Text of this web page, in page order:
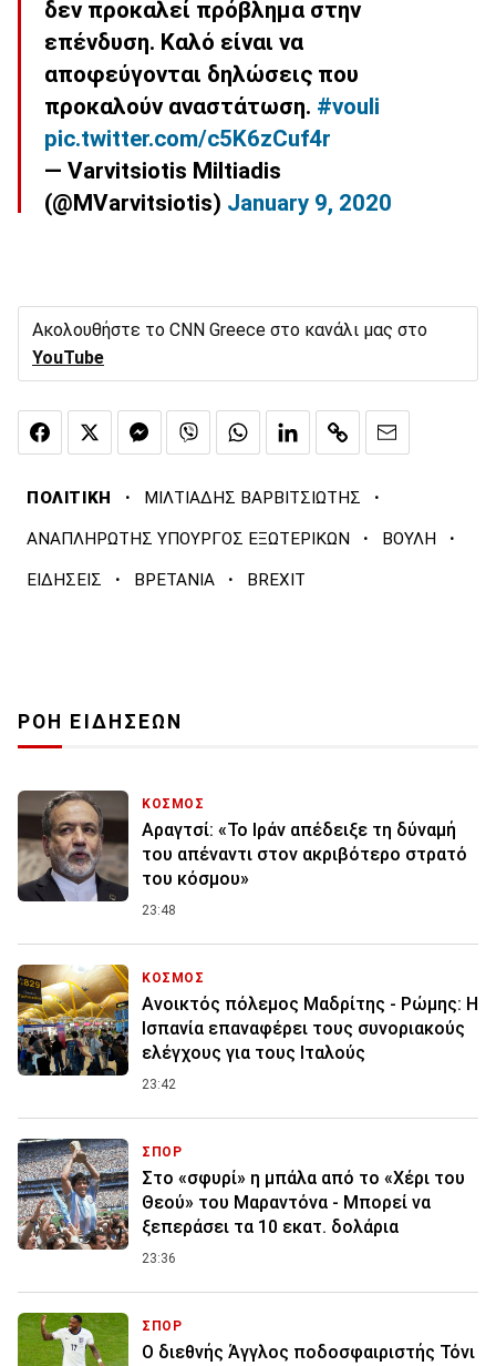
δεν προκαλεί πρόβλημα στην
επένδυση. Καλό είναι να
αποφεύγονται δηλώσεις που
προκαλούν αναστάτωση. #vouli
pic.twitter.com/c5K6zCuf4r
— Varvitsiotis Miltiadis
(@MVarvitsiotis) January 9, 2020
Ακολουθήστε το CNN Greece στο κανάλι μας στο
YouTube
ΠΟΛΙΤΙΚΗ · ΜΙΛΤΙΑΔΗΣ ΒΑΡΒΙΤΣΙΩΤΗΣ ·
ΑΝΑΠΛΗΡΩΤΗΣ ΥΠΟΥΡΓΟΣ ΕΞΩΤΕΡΙΚΩΝ · ΒΟΥΛΗ ·
ΕΙΔΗΣΕΙΣ · ΒΡΕΤΑΝΙΑ · BREXIT
ΡΟΗ ΕΙΔΗΣΕΩΝ
ΚΟΣΜΟΣ
Αραγτσί: «Το Ιράν απέδειξε τη δύναμή
του απέναντι στον ακριβότερο στρατό
του κόσμου»
23:48
ΚΟΣΜΟΣ
Ανοικτός πόλεμος Μαδρίτης - Ρώμης: Η
Ισπανία επαναφέρει τους συνοριακούς
ελέγχους για τους Ιταλούς
23:42
ΣΠΟΡ
Στο «σφυρί» η μπάλα από το «Χέρι του
Θεού» του Μαραντόνα - Μπορεί να
ξεπεράσει τα 10 εκατ. δολάρια
23:36
ΣΠΟΡ
Ο διεθνής Άγγλος ποδοσφαιριστής Τόνι